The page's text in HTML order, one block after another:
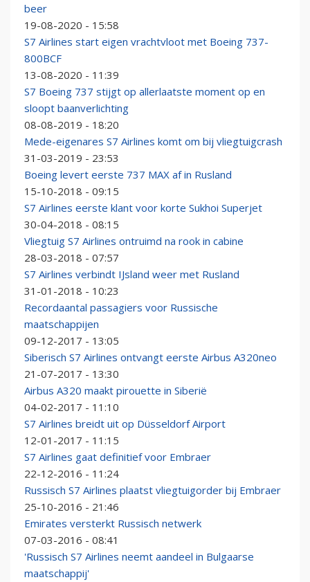
beer
19-08-2020 - 15:58
S7 Airlines start eigen vrachtvloot met Boeing 737-
800BCF
13-08-2020 - 11:39
S7 Boeing 737 stijgt op allerlaatste moment op en
sloopt baanverlichting
08-08-2019 - 18:20
Mede-eigenares S7 Airlines komt om bij vliegtuigcrash
31-03-2019 - 23:53
Boeing levert eerste 737 MAX af in Rusland
15-10-2018 - 09:15
S7 Airlines eerste klant voor korte Sukhoi Superjet
30-04-2018 - 08:15
Vliegtuig S7 Airlines ontruimd na rook in cabine
28-03-2018 - 07:57
S7 Airlines verbindt IJsland weer met Rusland
31-01-2018 - 10:23
Recordaantal passagiers voor Russische
maatschappijen
09-12-2017 - 13:05
Siberisch S7 Airlines ontvangt eerste Airbus A320neo
21-07-2017 - 13:30
Airbus A320 maakt pirouette in Siberië
04-02-2017 - 11:10
S7 Airlines breidt uit op Düsseldorf Airport
12-01-2017 - 11:15
S7 Airlines gaat definitief voor Embraer
22-12-2016 - 11:24
Russisch S7 Airlines plaatst vliegtuigorder bij Embraer
25-10-2016 - 21:46
Emirates versterkt Russisch netwerk
07-03-2016 - 08:41
'Russisch S7 Airlines neemt aandeel in Bulgaarse
maatschappij'